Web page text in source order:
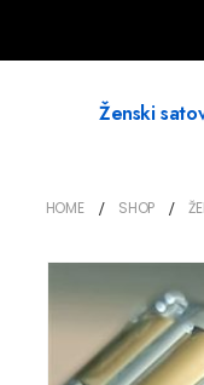
Ženski
HOME SHOP